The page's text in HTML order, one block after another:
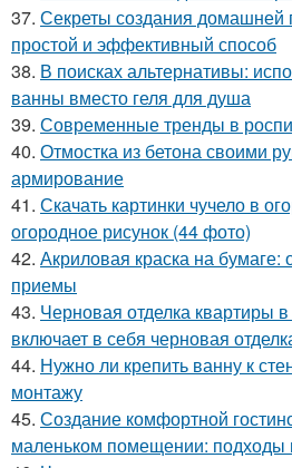
37. Секреты создания
простой и эффективный способ
38. В поисках альтернативы:
ванны вместо геля для душа
39. Современные тренды в
40. Отмостка из бетона своими
армирование
41. Скачать картинки чучело в
огородное рисунок (44 фото)
42. Акриловая краска на бумаге:
приемы
43. Черновая отделка квартиры
включает в себя черновая
44. Нужно ли крепить ванну к
монтажу
45. Создание комфортной
маленьком помещении: подходы